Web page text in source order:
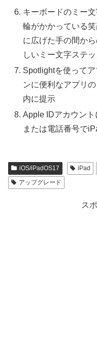
キーボードのミー
輪がかかっている
に広げた手の間か
しいミー文字ステ
Spotlightを使って
ンに便利なアプリ
内に提示
Apple IDアカウン
または電話番号で
iOS/iPadOS17 iPad
アップグレード
ス